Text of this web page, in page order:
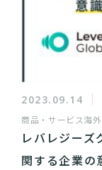
2023.09.14
商品・サービス海
レバレジーズ
関する企業の